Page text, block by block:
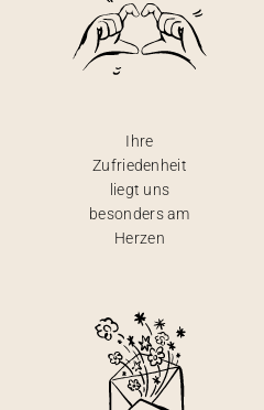
Ihre
Zufriedenheit
liegt uns
besonders am
Herzen